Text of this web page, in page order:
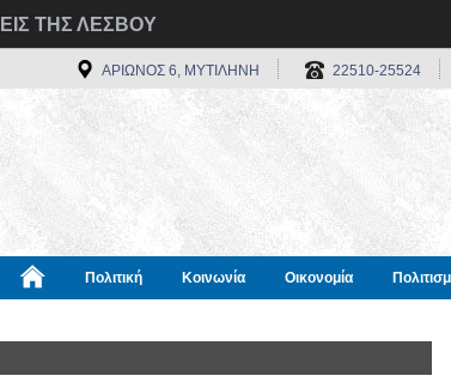
ΤΗΣ ΛΕΣΒΟΥ
ΑΡΙΩΝΟΣ 6, ΜΥΤΙΛΗΝΗ 22510-25524
Πολιτική Κοινωνία Οικονομία